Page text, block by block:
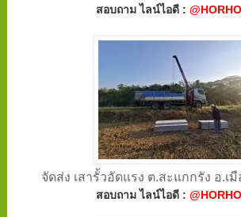
สอบถาม ไลน์ไอดี :
จัดส่ง เสารั้วอัดแรง ต.สะแกกรัง อ.เ
สอบถาม ไลน์ไอดี :